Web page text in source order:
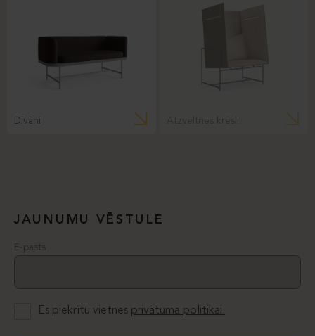
Dīvāni
JAUNUMU VĒSTULE
E-pasts
Es piekrītu vietnes privātuma politikai.